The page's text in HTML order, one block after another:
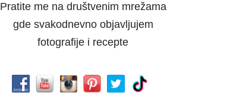
Pratite me na društvenim mrežama
gde svakodnevno objavljujem
fotografije i recepte